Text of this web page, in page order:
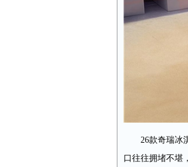
26款奇瑞冰
口往往拥堵不堪